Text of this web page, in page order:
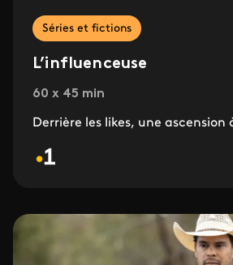
Séries et fictions
L’influenceuse
60 x 45 min
Derrière les likes, une